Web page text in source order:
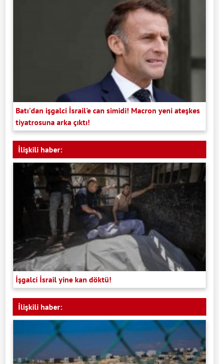
Batı'dan işgalci İsrail'e can simidi! Macron yeni ateşkes
tiyatrosuna arka çıktı!
İlişkili haber:
İşgalci İsrail yine kan döktü!
İlişkili haber: